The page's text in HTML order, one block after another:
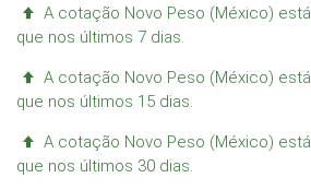
A cotação Novo Peso (México) está
que nos últimos 7 dias.
A cotação Novo Peso (México) está
que nos últimos 15 dias.
A cotação Novo Peso (México) está
que nos últimos 30 dias.